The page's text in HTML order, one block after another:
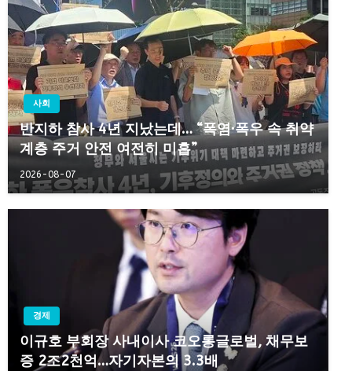
사회
반지하 참사 4년 지났는데… “폭염·폭우 속 취약
계층 주거 안전 여전히 미흡”
2026-08-07
경제
이규호 부회장 사내이사 코오롱글로벌, 채무보
증 2조2천억…자기자본의 3.3배